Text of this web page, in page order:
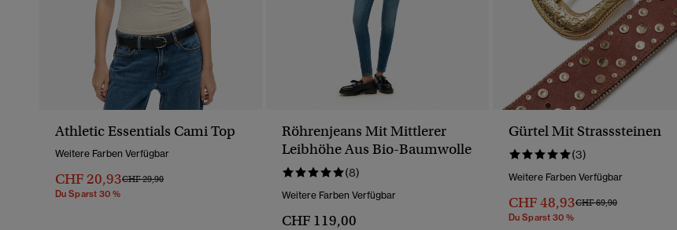
Athletic Essentials Cami Top
Weitere Farben Verfügbar
CHF 20,93Preis Wurde Reduziert Von
CHF 29,90Bis
Du Sparst 30 %
Röhrenjeans Mit Mittlerer
Leibhöhe Aus Bio-Baumwolle
(8)
Weitere Farben Verfügbar
CHF 119,00
Gürtel Mit Strasssteinen
(3)
Weitere Farben Verfügbar
CHF 48,93Preis Wurde Reduziert Von
CHF 69,90Bis
Du Sparst 30 %